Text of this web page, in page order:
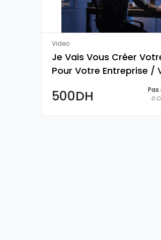
Video
Je Vais Vous Créer
Pour Votre Entreprise /
500DH 0